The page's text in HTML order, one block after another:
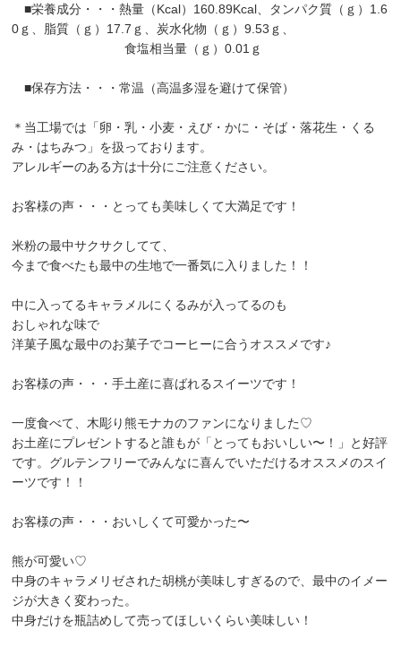
■栄養成分・・・熱量（Kcal）160.89Kcal、タンパク質（ｇ）1.6
0ｇ、脂質（ｇ）17.7ｇ、炭水化物（ｇ）9.53ｇ、
食塩相当量（ｇ）0.01ｇ
■保存方法・・・常温（高温多湿を避けて保管）
＊当工場では「卵・乳・小麦・えび・かに・そば・落花生・くる
み・はちみつ」を扱っております。
アレルギーのある方は十分にご注意ください。
お客様の声・・・とっても美味しくて大満足です！
米粉の最中サクサクしてて、
今まで食べたも最中の生地で一番気に入りました！！
中に入ってるキャラメルにくるみが入ってるのも
おしゃれな味で
洋菓子風な最中のお菓子でコーヒーに合うオススメです♪
お客様の声・・・手土産に喜ばれるスイーツです！
一度食べて、木彫り熊モナカのファンになりました♡
お土産にプレゼントすると誰もが「とってもおいしい〜！」と好評
です。グルテンフリーでみんなに喜んでいただけるオススメのスイ
ーツです！！
お客様の声・・・おいしくて可愛かった〜
熊が可愛い♡
中身のキャラメリゼされた胡桃が美味しすぎるので、最中のイメー
ジが大きく変わった。
中身だけを瓶詰めして売ってほしいくらい美味しい！